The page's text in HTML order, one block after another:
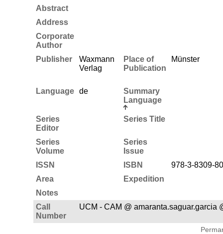
Abstract
Address
Corporate
Author
Publisher
Waxmann
Verlag
Place of
Publication
Münster
Language de
Summary
Language
Series
Editor
Series Title
Series
Volume
Series
Issue
ISSN
ISBN
978-3-8309-
Area
Expedition
Notes
Call
Number
UCM - CAM @ amaranta.saguar.garcia